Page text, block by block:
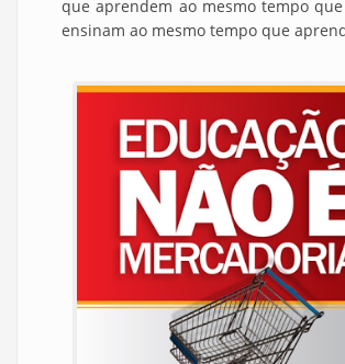
que aprendem ao mesmo tempo
ensinam ao mesmo tempo que